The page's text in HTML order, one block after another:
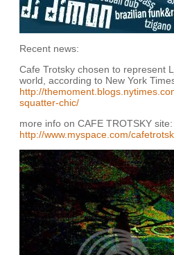
Recent news:
Cafe Trotsky chosen to represent
world, according to New York
http://
squatter-chic/
more info on CAFE TROTSKY site:
http://www.myspace.com/